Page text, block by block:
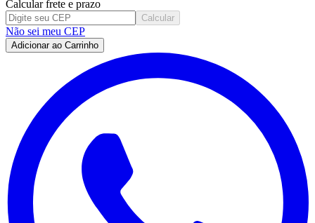
Calcular frete e prazo
Calcular
Não sei meu CEP
Adicionar ao Carrinho